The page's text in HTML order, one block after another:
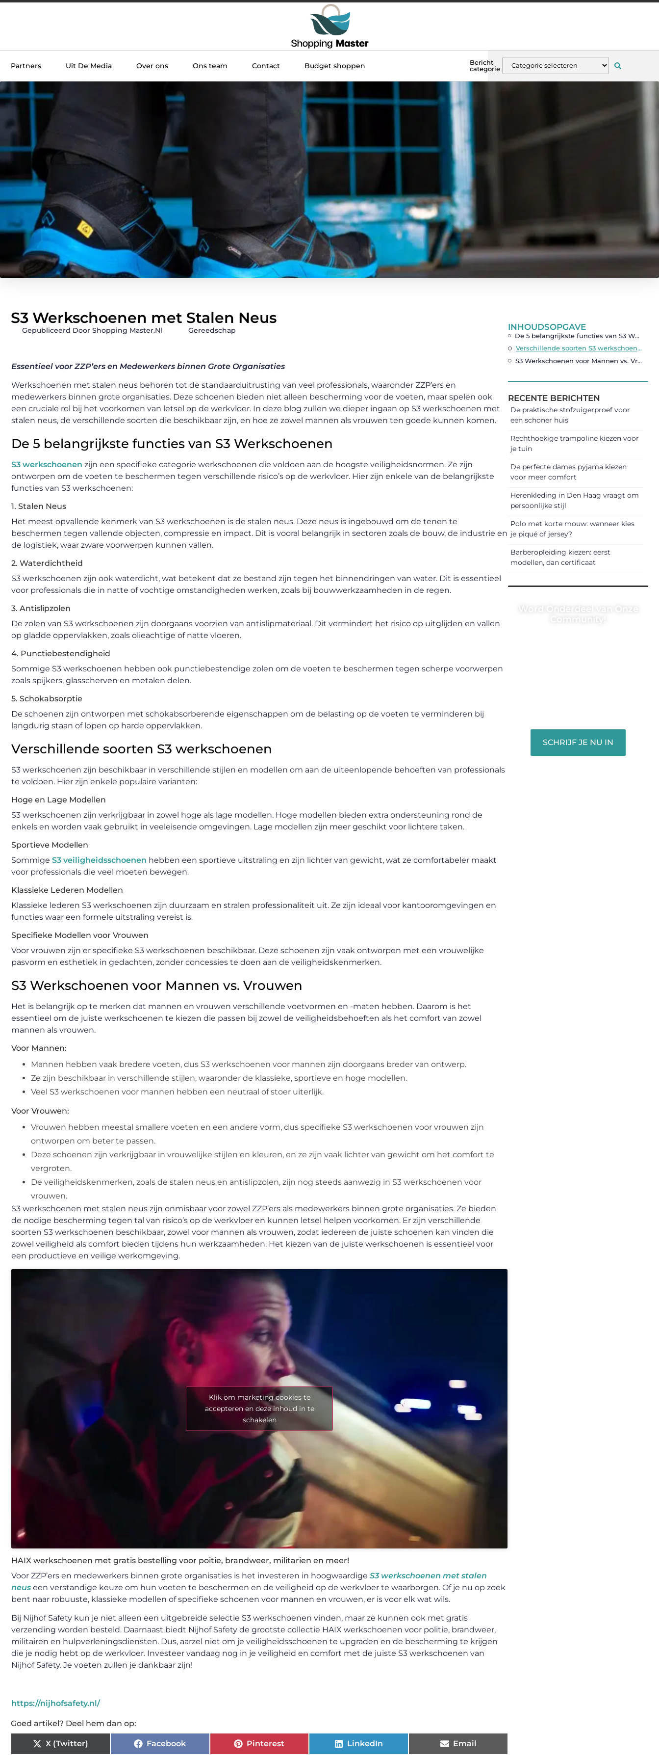
Partners Uit De Media Over ons Ons team Contact Budget shoppen
Bericht
categorie
S3 Werkschoenen met Stalen Neus
Gepubliceerd Door Shopping Master.nl Gereedschap
Essentieel voor ZZP’ers en Medewerkers binnen Grote Organisaties
Werkschoenen met stalen neus behoren tot de standaarduitrusting van veel professionals, waaronder ZZP’ers en
medewerkers binnen grote organisaties. Deze schoenen bieden niet alleen bescherming voor de voeten, maar spelen ook
een cruciale rol bij het voorkomen van letsel op de werkvloer. In deze blog zullen we dieper ingaan op S3 werkschoenen met
stalen neus, de verschillende soorten die beschikbaar zijn, en hoe ze zowel mannen als vrouwen ten goede kunnen komen.
De 5 belangrijkste functies van S3 Werkschoenen
S3 werkschoenen zijn een specifieke categorie werkschoenen die voldoen aan de hoogste veiligheidsnormen. Ze zijn
ontworpen om de voeten te beschermen tegen verschillende risico’s op de werkvloer. Hier zijn enkele van de belangrijkste
functies van S3 werkschoenen:
1. Stalen Neus
Het meest opvallende kenmerk van S3 werkschoenen is de stalen neus. Deze neus is ingebouwd om de tenen te
beschermen tegen vallende objecten, compressie en impact. Dit is vooral belangrijk in sectoren zoals de bouw, de industrie en
de logistiek, waar zware voorwerpen kunnen vallen.
2. Waterdichtheid
S3 werkschoenen zijn ook waterdicht, wat betekent dat ze bestand zijn tegen het binnendringen van water. Dit is essentieel
voor professionals die in natte of vochtige omstandigheden werken, zoals bij bouwwerkzaamheden in de regen.
3. Antislipzolen
De zolen van S3 werkschoenen zijn doorgaans voorzien van antislipmateriaal. Dit vermindert het risico op uitglijden en vallen
op gladde oppervlakken, zoals olieachtige of natte vloeren.
4. Punctiebestendigheid
Sommige S3 werkschoenen hebben ook punctiebestendige zolen om de voeten te beschermen tegen scherpe voorwerpen
zoals spijkers, glasscherven en metalen delen.
5. Schokabsorptie
De schoenen zijn ontworpen met schokabsorberende eigenschappen om de belasting op de voeten te verminderen bij
langdurig staan of lopen op harde oppervlakken.
Verschillende soorten S3 werkschoenen
S3 werkschoenen zijn beschikbaar in verschillende stijlen en modellen om aan de uiteenlopende behoeften van professionals
te voldoen. Hier zijn enkele populaire varianten:
Hoge en Lage Modellen
S3 werkschoenen zijn verkrijgbaar in zowel hoge als lage modellen. Hoge modellen bieden extra ondersteuning rond de
enkels en worden vaak gebruikt in veeleisende omgevingen. Lage modellen zijn meer geschikt voor lichtere taken.
Sportieve Modellen
Sommige S3 veiligheidsschoenen hebben een sportieve uitstraling en zijn lichter van gewicht, wat ze comfortabeler maakt
voor professionals die veel moeten bewegen.
Klassieke Lederen Modellen
Klassieke lederen S3 werkschoenen zijn duurzaam en stralen professionaliteit uit. Ze zijn ideaal voor kantooromgevingen en
functies waar een formele uitstraling vereist is.
Specifieke Modellen voor Vrouwen
Voor vrouwen zijn er specifieke S3 werkschoenen beschikbaar. Deze schoenen zijn vaak ontworpen met een vrouwelijke
pasvorm en esthetiek in gedachten, zonder concessies te doen aan de veiligheidskenmerken.
S3 Werkschoenen voor Mannen vs. Vrouwen
Het is belangrijk op te merken dat mannen en vrouwen verschillende voetvormen en -maten hebben. Daarom is het
essentieel om de juiste werkschoenen te kiezen die passen bij zowel de veiligheidsbehoeften als het comfort van zowel
mannen als vrouwen.
Voor Mannen:
Mannen hebben vaak bredere voeten, dus S3 werkschoenen voor mannen zijn doorgaans breder van ontwerp.
Ze zijn beschikbaar in verschillende stijlen, waaronder de klassieke, sportieve en hoge modellen.
Veel S3 werkschoenen voor mannen hebben een neutraal of stoer uiterlijk.
Voor Vrouwen:
Vrouwen hebben meestal smallere voeten en een andere vorm, dus specifieke S3 werkschoenen voor vrouwen zijn
ontworpen om beter te passen.
Deze schoenen zijn verkrijgbaar in vrouwelijke stijlen en kleuren, en ze zijn vaak lichter van gewicht om het comfort te
vergroten.
De veiligheidskenmerken, zoals de stalen neus en antislipzolen, zijn nog steeds aanwezig in S3 werkschoenen voor
vrouwen.
S3 werkschoenen met stalen neus zijn onmisbaar voor zowel ZZP’ers als medewerkers binnen grote organisaties. Ze bieden
de nodige bescherming tegen tal van risico’s op de werkvloer en kunnen letsel helpen voorkomen. Er zijn verschillende
soorten S3 werkschoenen beschikbaar, zowel voor mannen als vrouwen, zodat iedereen de juiste schoenen kan vinden die
zowel veiligheid als comfort bieden tijdens hun werkzaamheden. Het kiezen van de juiste werkschoenen is essentieel voor
een productieve en veilige werkomgeving.
Klik om marketing cookies te
accepteren en deze inhoud in te
schakelen
HAIX werkschoenen met gratis bestelling voor poitie, brandweer, militarien en meer!
Voor ZZP’ers en medewerkers binnen grote organisaties is het investeren in hoogwaardige S3 werkschoenen met stalen
neus een verstandige keuze om hun voeten te beschermen en de veiligheid op de werkvloer te waarborgen. Of je nu op zoek
bent naar robuuste, klassieke modellen of specifieke schoenen voor mannen en vrouwen, er is voor elk wat wils.
Bij Nijhof Safety kun je niet alleen een uitgebreide selectie S3 werkschoenen vinden, maar ze kunnen ook met gratis
verzending worden besteld. Daarnaast biedt Nijhof Safety de grootste collectie HAIX werkschoenen voor politie, brandweer,
militairen en hulpverleningsdiensten. Dus, aarzel niet om je veiligheidsschoenen te upgraden en de bescherming te krijgen
die je nodig hebt op de werkvloer. Investeer vandaag nog in je veiligheid en comfort met de juiste S3 werkschoenen van
Nijhof Safety. Je voeten zullen je dankbaar zijn!
https://nijhofsafety.nl/
Goed artikel? Deel hem dan op:
X (Twitter) Facebook Pinterest LinkedIn Email
INHOUDSOPGAVE
De 5 belangrijkste functies van S3 Werkschoenen
Verschillende soorten S3 werkschoenen
S3 Werkschoenen voor Mannen vs. Vrouwen
RECENTE BERICHTEN
De praktische stofzuigerproef voor
een schoner huis
Rechthoekige trampoline kiezen voor
je tuin
De perfecte dames pyjama kiezen
voor meer comfort
Herenkleding in Den Haag vraagt om
persoonlijke stijl
Polo met korte mouw: wanneer kies
je piqué of jersey?
Barberopleiding kiezen: eerst
modellen, dan certificaat
Word Onderdeel van Onze
Community!
SCHRIJF JE NU IN